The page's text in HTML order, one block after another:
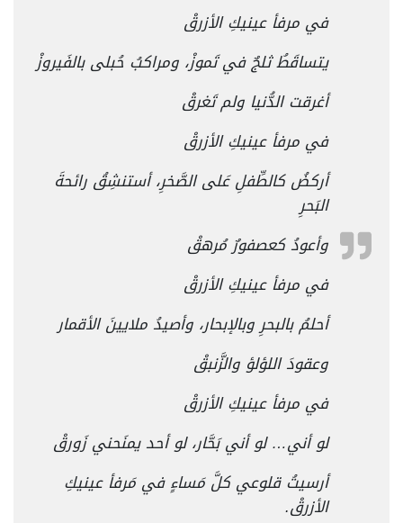
في مرفأ عينيكِ الأزرقْ
يتساقَطُ ثلجٌ في تَموزْ، ومراكبُ حُبلى بالفَيروزْ
أغرقت الدُّنيا ولم تَغرقْ
في مرفأ عينيكِ الأزرقْ
أركضُ كالطِّفلِ عَلى الصَّخرِ، أستنشِقُ رائحةَ
البَحرِ
وأعودُ كعصفورٌ مُرهقْ
في مرفأ عينيكِ الأزرقْ
أحلمُ بالبحرِ وبالإبحار، وأصيدُ ملايينَ الأقمار
وعقودَ اللؤلؤ والزَّنبقْ
في مرفأ عينيكِ الأزرقْ
لو أني… لو أني بَحَّار، لو أحد يمنَحني زَورقْ
أرسيتُ قلوعي كلَّ مَساءٍ في مَرفأ عينيكِ
الأزرقْ.